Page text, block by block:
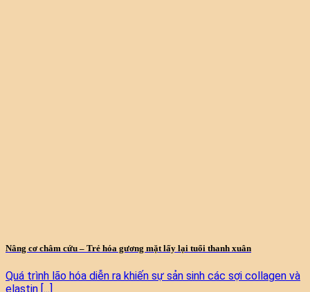
Nâng cơ châm cứu – Trẻ hóa gương mặt lấy lại tuổi thanh xuân
Quá trình lão hóa diễn ra khiến sự sản sinh các sợi collagen và
elastin [...]